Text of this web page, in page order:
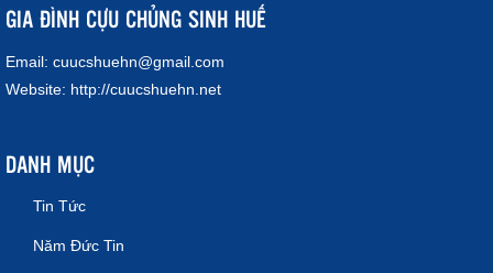
GIA ĐÌNH CỰU CHỦNG SINH HUẾ
Email: cuucshuehn@gmail.com
Website: http://cuucshuehn.net
DANH MỤC
Tin Tức
Năm Đức Tin